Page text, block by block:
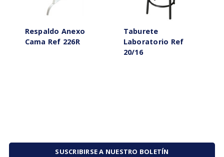
Respaldo Anexo
Cama Ref 226R
Taburete
Laboratorio Ref
20/16
SUSCRIBIRSE A NUESTRO BOLETÍN